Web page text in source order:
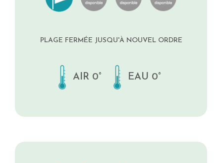
PLAGE FERMÉE JUSQU'À NOUVEL ORDRE
AIR 0° EAU 0°